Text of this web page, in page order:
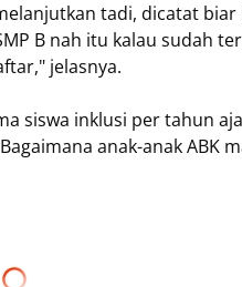
tadi, dicatat
B nah itu kalau sudah
jelasnya.
siswa inklusi per tahun
anak-anak ABK